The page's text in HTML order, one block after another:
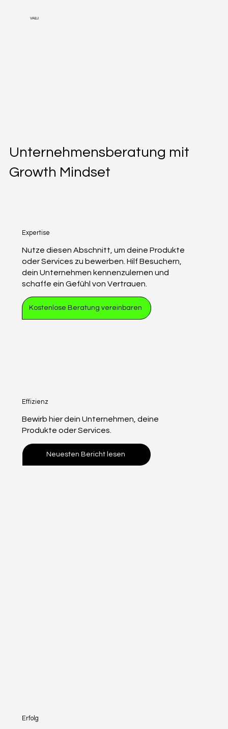
VAILU
Unternehmensberatung mit
Growth Mindset
Nutze diesen Abschnitt, um deine Produkte
oder Services zu bewerben. Hilf Besuchern,
dein Unternehmen kennenzulernen und
schaffe ein Gefühl von Vertrauen.
Expertise
Kostenlose Beratung vereinbaren
Bewirb hier dein Unternehmen, deine
Produkte oder Services.
Effizienz
Neuesten Bericht lesen
Erfolg